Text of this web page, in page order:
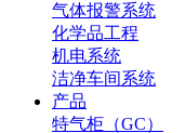
气体报警系统
化学品工程
机电系统
洁净车间系统
产品
特气柜（GC）